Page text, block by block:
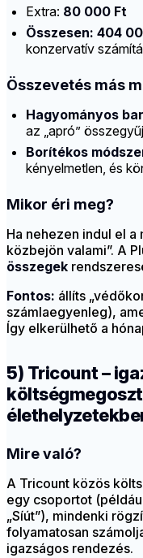
Extra: 80 000 Ft
Összesen: 404
konzervatív
Összevetés más
Hagyományos
az „apró”
Borítékos
kényelmetlen, és
Mikor éri meg?
Ha nehezen indul el
közbejön valami”. A
összegek
Fontos: állíts
számlaegyenleg),
Így elkerülhető a
5) Tricount –
Mire való?
A Tricount közös
egy csoportot
„Síút”), mindenki
folyamatosan
igazságos rendezés.